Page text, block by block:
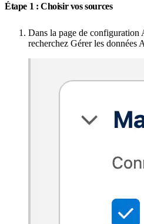
Étape 1 : Choisir vos sources
Dans la page de configuration
recherchez Gérer les données